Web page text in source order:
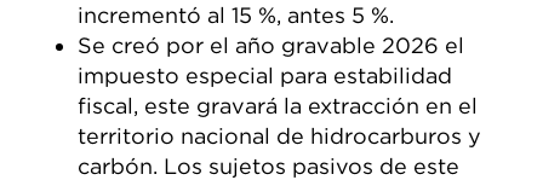
incrementó al 15 %, antes 5 %.
Se creó por el año gravable 2026 el
impuesto especial para estabilidad
fiscal, este gravará la extracción en el
territorio nacional de hidrocarburos y
carbón. Los sujetos pasivos de este